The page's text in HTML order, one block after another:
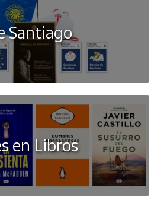
Santiago
en Libros